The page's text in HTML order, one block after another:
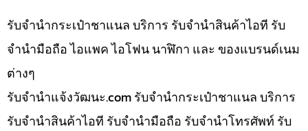
รับจำนำกระเป๋าชาแนล บริการ รับจำนำสินค้าไอที รับ
จำนำมือถือ ไอแพค ไอโฟน นาฬิกา และ ของแบรนด์เนม
ต่างๆ
รับจํานําแจ้งวัฒนะ.com รับจำนำกระเป๋าชาแนล บริการ
รับจำนำสินค้าไอที รับจำนำมือถือ รับจำนำโทรศัพท์ รับ